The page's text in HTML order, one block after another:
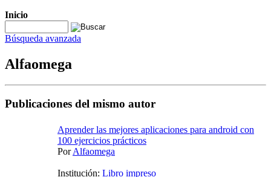
Inicio
Búsqueda avanzada
Alfaomega
Publicaciones del mismo autor
Aprender las mejores aplicaciones para android con
100 ejercicios prácticos
PorAlfaomega
Institución: Libro impreso